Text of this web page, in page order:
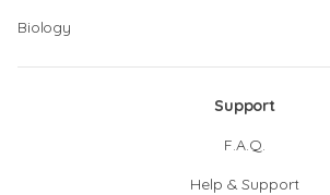
Biology
Support
F.A.Q.
Help & Support